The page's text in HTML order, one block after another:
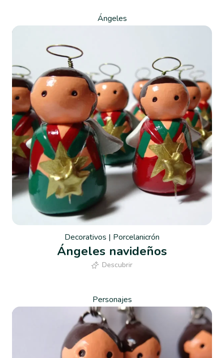
Ángeles
Decorativos | Porcelanicrón
Ángeles navideños
Descubrir
Personajes